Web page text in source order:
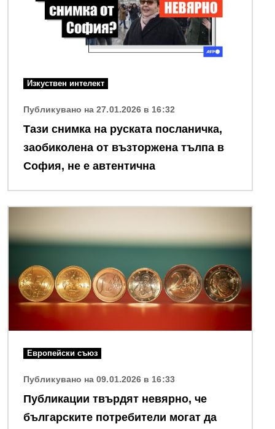
Изкуствен интелект
Публикувано на 27.01.2026 в 16:32
Тази снимка на руската посланичка,
заобиколена от възторжена тълпа в
София, не е автентична
Европейски съюз
Публикувано на 09.01.2026 в 16:33
Публикации твърдят невярно, че
българските потребители могат да